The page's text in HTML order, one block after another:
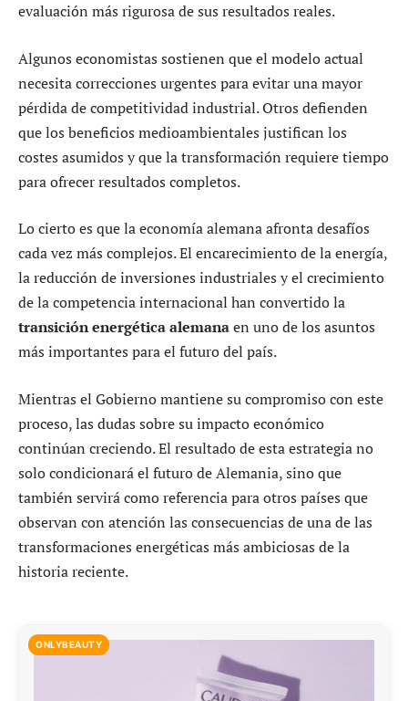
evaluación más rigurosa de sus resultados reales.
Algunos economistas sostienen que el modelo actual
necesita correcciones urgentes para evitar una mayor
pérdida de competitividad industrial. Otros defienden
que los beneficios medioambientales justifican los
costes asumidos y que la transformación requiere tiempo
para ofrecer resultados completos.
Lo cierto es que la economía alemana afronta desafíos
cada vez más complejos. El encarecimiento de la energía,
la reducción de inversiones industriales y el crecimiento
de la competencia internacional han convertido la
transición energética alemanaen uno de los asuntos
más importantes para el futuro del país.
Mientras el Gobierno mantiene su compromiso con este
proceso, las dudas sobre su impacto económico
continúan creciendo. El resultado de esta estrategia no
solo condicionará el futuro de Alemania, sino que
también servirá como referencia para otros países que
observan con atención las consecuencias de una de las
transformaciones energéticas más ambiciosas de la
historia reciente.
ONLYBEAUTY